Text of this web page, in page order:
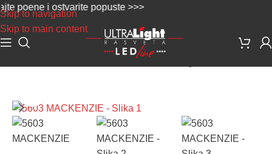
Skip to navigation
Skip to main content
i ostvarite popuste >>>